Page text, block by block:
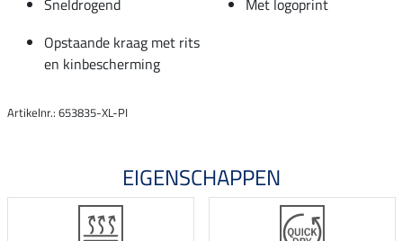
Sneldrogend
Met logoprint
Opstaande kraag met rits
en kinbescherming
Artikelnr.: 653835-XL-PI
EIGENSCHAPPEN